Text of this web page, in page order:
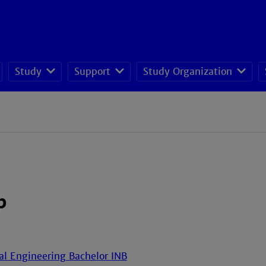
Study Support Study Organization
Engineering Bachelor INB